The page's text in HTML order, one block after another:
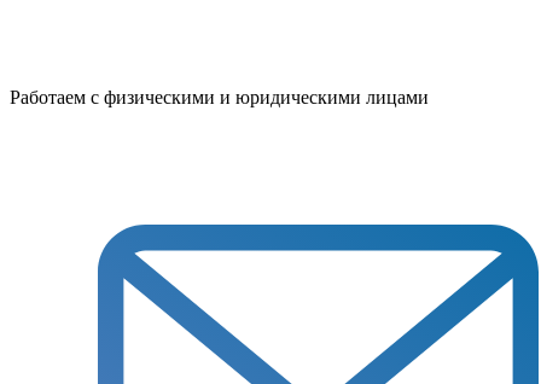
Работаем с физическими и юридическими лицами